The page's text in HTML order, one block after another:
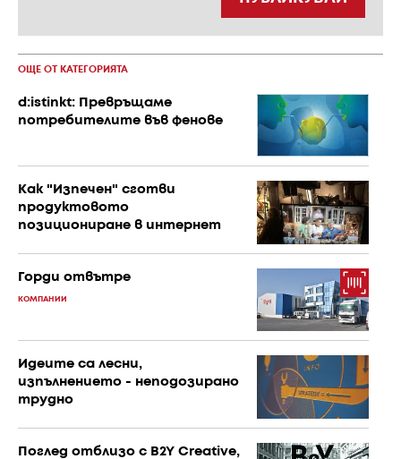
ОЩЕ ОТ КАТЕГОРИЯТА
d:istinkt: Превръщаме
потребителите във фенове
Как "Изпечен" сготви
продуктовото
позициониране в интернет
Горди отвътре
КОМПАНИИ
Идеите са лесни,
изпълнението - неподозирано
трудно
Поглед отблизо с B2Y Creative,